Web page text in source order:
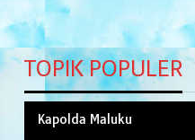
TOPIK POPULER
Kapolda Maluku